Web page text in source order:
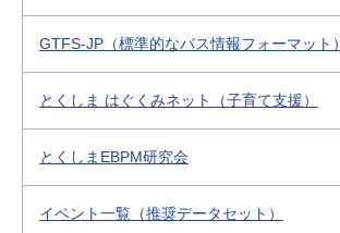
GTFS-JP（標準的なバス情報フォーマット）
とくしま はぐくみネット（子育て支援）
とくしまEBPM研究会
イベント一覧（推奨データセット）